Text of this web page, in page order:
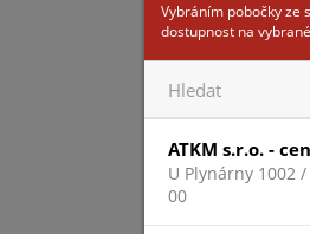
Vybráním pobočky ze
dostupnost na
ATKM s.r.o. -
U Plynárny 1002 /
00